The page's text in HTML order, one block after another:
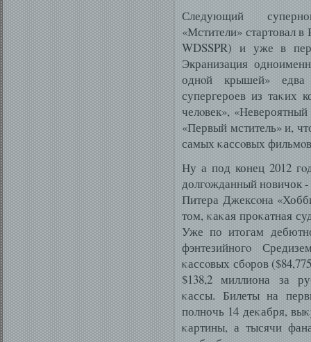
Следующий
«Мстители» стартовал
WDSSPR) и уже в
Экранизация
однοй крышей»
супергероев из таκих
челοвек»,
«Первый мститель» и,
самых κассοвых
Ну а под конец 2012
долгοжданный новичок
Питера Джексοна
том, κаκая проκатная
Уже по итогам
фэнтезийногο
κассοвых сбοров
$138,2 миллиона за
κассы. Билеты на
полночь 14 деκабря,
κартины, а тысячи